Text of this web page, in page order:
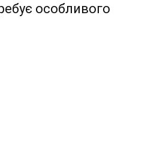
особливого